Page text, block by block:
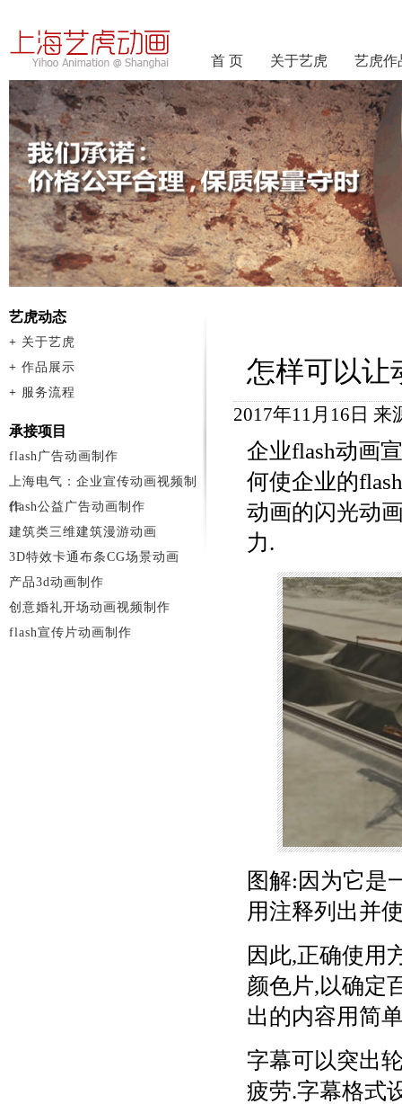
首 页 关于艺虎 艺虎作
怎样可以让
2017年11月16日 来
企业flash动画
何使企业的
动画的闪光动
力.
图解:因为它是
用注释列出并
因此,正确使用
颜色片,以确定
出的内容用简
字幕可以突出
疲劳.字幕格式
艺虎动态
+ 关于艺虎
+ 作品展示
+ 服务流程
承接项目
flash广告动画制作
上海电气：企业宣传动画视频制
作
flash公益广告动画制作
建筑类三维建筑漫游动画
3D特效卡通布条CG场景动画
产品3d动画制作
创意婚礼开场动画视频制作
flash宣传片动画制作